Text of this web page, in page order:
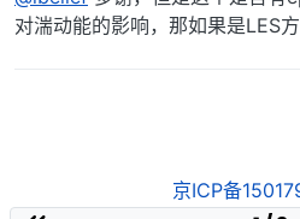
对湍动能的影响，那如果是LES
京ICP备